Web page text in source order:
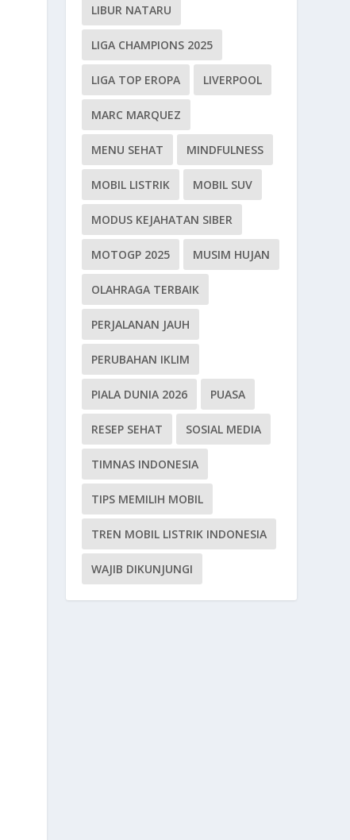
LIBUR NATARU
LIGA CHAMPIONS 2025
LIGA TOP EROPA LIVERPOOL
MARC MARQUEZ
MENU SEHAT MINDFULNESS
MOBIL LISTRIK MOBIL SUV
MODUS KEJAHATAN SIBER
MOTOGP 2025 MUSIM HUJAN
OLAHRAGA TERBAIK
PERJALANAN JAUH
PERUBAHAN IKLIM
PIALA DUNIA 2026 PUASA
RESEP SEHAT SOSIAL MEDIA
TIMNAS INDONESIA
TIPS MEMILIH MOBIL
TREN MOBIL LISTRIK INDONESIA
WAJIB DIKUNJUNGI